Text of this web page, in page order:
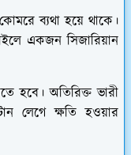
ব্যথা হয়ে থাকে।
একজন সিজারিয়ান
হবে। অতিরিক্ত ভারী
লেগে ক্ষতি হওয়ার